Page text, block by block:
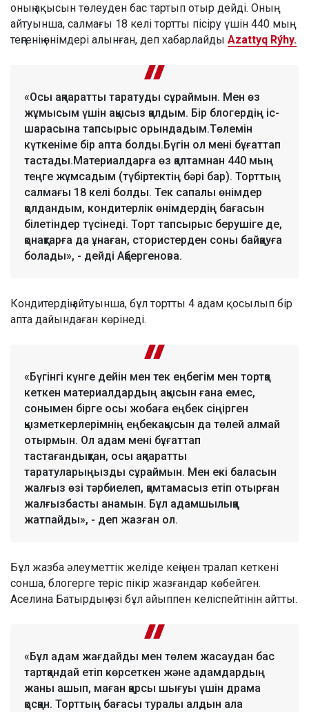
оның ақысын төлеуден бас тартып отыр дейді. Оның
айтуынша, салмағы 18 келі тортты пісіру үшін 440 мың
теңгенің өнімдері алынған, деп хабарлайды Azattyq Rýhy.
«Осы ақпаратты таратуды сұраймын. Мен өз
жұмысым үшін ақысыз қалдым. Бір блогердің іс-
шарасына тапсырыс орындадым.Төлемін
күткеніме бір апта болды.Бүгін ол мені бұғаттап
тастады.Материалдарға өз қалтамнан 440 мың
теңге жұмсадым (түбіртектің бәрі бар). Торттың
салмағы 18 келі болды. Тек сапалы өнімдер
қолдандым, кондитерлік өнімдердің бағасын
білетіндер түсінеді. Торт тапсырыс берушіге де,
қонақтарға да ұнаған, стористерден соны байқауға
болады», - дейді Ақбергенова.
Кондитердің айтуынша, бұл тортты 4 адам қосылып бір
апта дайындаған көрінеді.
«Бүгінгі күнге дейін мен тек еңбегім мен тортқа
кеткен материалдардың ақысын ғана емес,
сонымен бірге осы жобаға еңбек сіңірген
қызметкерлерімнің еңбекақысын да төлей алмай
отырмын. Ол адам мені бұғаттап
тастағандықтан, осы ақпаратты
таратуларыңызды сұраймын. Мен екі баласын
жалғыз өзі тәрбиелеп, қамтамасыз етіп отырған
жалғызбасты анамын. Бұл адамшылыққа
жатпайды», - деп жазған ол.
Бұл жазба әлеуметтік желіде кеңінен тралап кеткені
сонша, блогерге теріс пікір жазғандар көбейген.
Аселина Батырдың өзі бұл айыппен келіспейтінін айтты.
«Бұл адам жағдайды мен төлем жасаудан бас
тартқандай етіп көрсеткен және адамдардың
жаны ашып, маған қарсы шығуы үшін драма
қосқан. Торттың бағасы туралы алдын ала